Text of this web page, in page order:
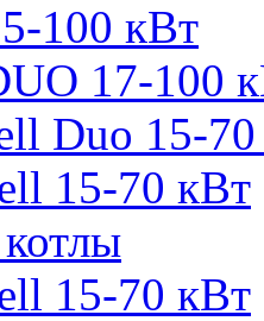
100 кВт
17-100
Duo 15-
15-70 кВт
15-70 кВт